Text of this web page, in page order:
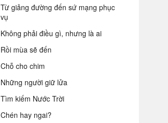
Từ giảng đường đến sứ mạng phục
vụ
Không phải điều gì, nhưng là ai
Rồi mùa sẽ đến
Chỗ cho chim
Những người giữ lửa
Tìm kiếm Nước Trời
Chén hay ngai?